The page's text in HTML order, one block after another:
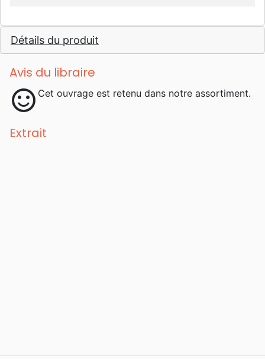
Détails du produit
Avis du libraire
sentiment_satisfied Cet ouvrage est retenu dans notre assortiment.
Extrait